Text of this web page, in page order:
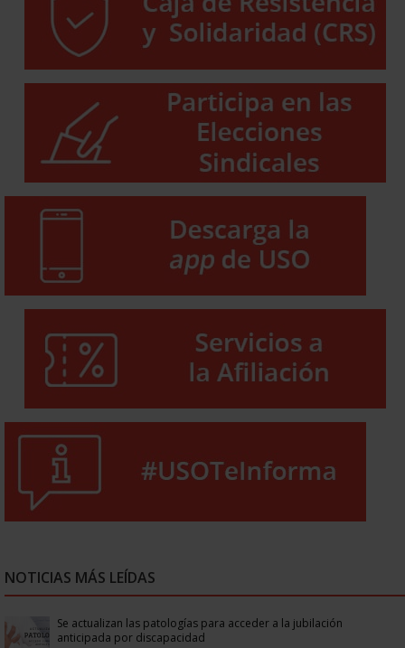
NOTICIAS MÁS LEÍDAS
Se actualizan las patologías para acceder a la jubilación
anticipada por discapacidad